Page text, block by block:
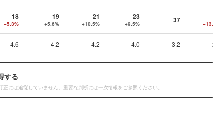
18
−5.3%
19
+5.6%
21
+10.5%
23
+9.5% 37 −13.5%
4.6 4.2 4.2 4.0 3.2 2.6
する
には追従していません。重要な判断には一次情報をご参照ください。